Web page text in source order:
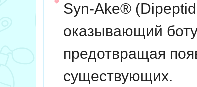
Syn-Ake®
оказывающий
предотвращая
существующих.